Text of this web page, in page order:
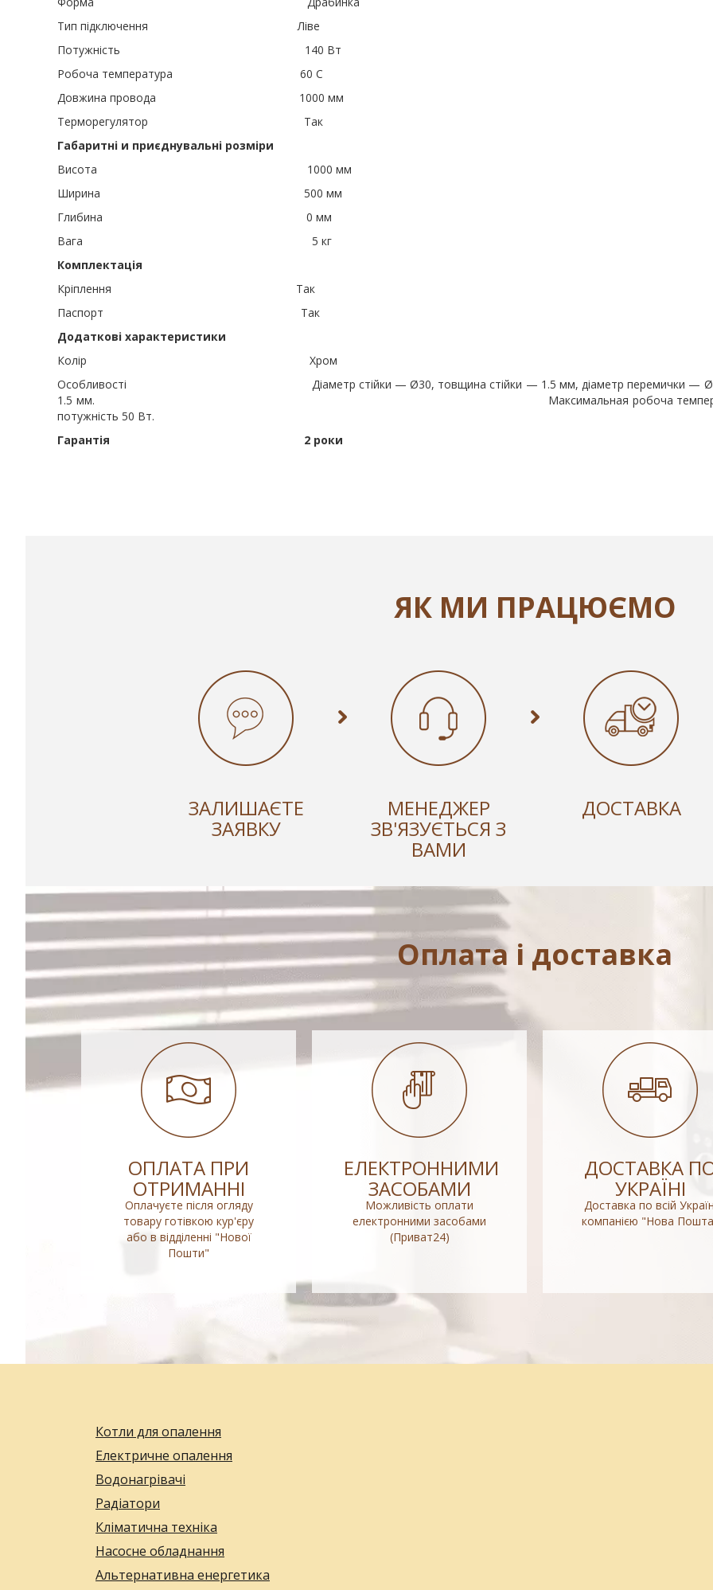
Тип підключення Ліве
Потужність 140 Вт
Робоча температура 60 С
Довжина провода 1000 мм
Терморегулятор Так
Габаритні и приєднувальні розміри
Висота 1000 мм
Ширина 500 мм
Глибина 0 мм
Вага 5 кг
Комплектація
Кріплення Так
Паспорт Так
Додаткові характеристики
Колір Хром
Особливості Діаметр стійки — Ø30, товщина стійки — 1.5 мм, діаметр перемички — Ø20,
1.5 мм. Максимальная робоча температура 50-60
потужність 50 Вт.
Гарантія 2 роки
ЯК МИ ПРАЦЮЄМО
ЗАЛИШАЄТЕ
ЗАЯВКУ
МЕНЕДЖЕР
ЗВ'ЯЗУЄТЬСЯ З
ВАМИ
ДОСТАВКА
Оплата і доставка
ОПЛАТА ПРИ
ОТРИМАННІ
Оплачуєте після огляду
товару готівкою кур'єру
або в відділенні "Нової
Пошти"
ЕЛЕКТРОННИМИ
ЗАСОБАМИ
Можливість оплати
електронними засобами
(Приват24)
ДОСТАВКА
УКРАЇНІ
Доставка по всій
компанією "Нова
Котли для опалення
Електричне опалення
Водонагрівачі
Радіатори
Кліматична техніка
Насосне обладнання
Альтернативна енергетика